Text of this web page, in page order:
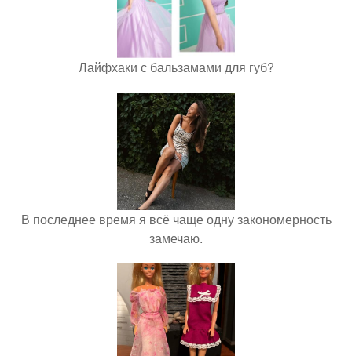
Лайфхаки с бальзамами для губ?
В последнее время я всё чаще одну закономерность
замечаю.